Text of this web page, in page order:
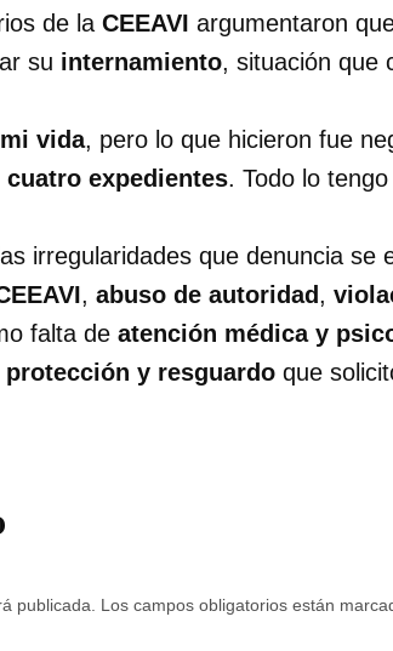
de la CEEAVI argumentaron
su internamiento, situación que
vida, pero lo que hicieron fue
cuatro expedientes. Todo lo
irregularidades que denuncia se
, abuso de autoridad ,
falta de atención médica y
y resguardo que
publicada. Los campos obligatorios están